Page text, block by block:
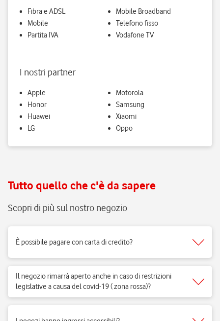
Fibra e ADSL
Mobile
Partita IVA
Mobile Broadband
Telefono fisso
Vodafone TV
I nostri partner
Apple
Honor
Huawei
LG
Motorola
Samsung
Xiaomi
Oppo
Tutto quello che c'è da sapere
Scopri di più sul nostro negozio
È possibile pagare con carta di credito?
Il negozio rimarrà aperto anche in caso di restrizioni
legislative a causa del covid-19 ( zona rossa)?